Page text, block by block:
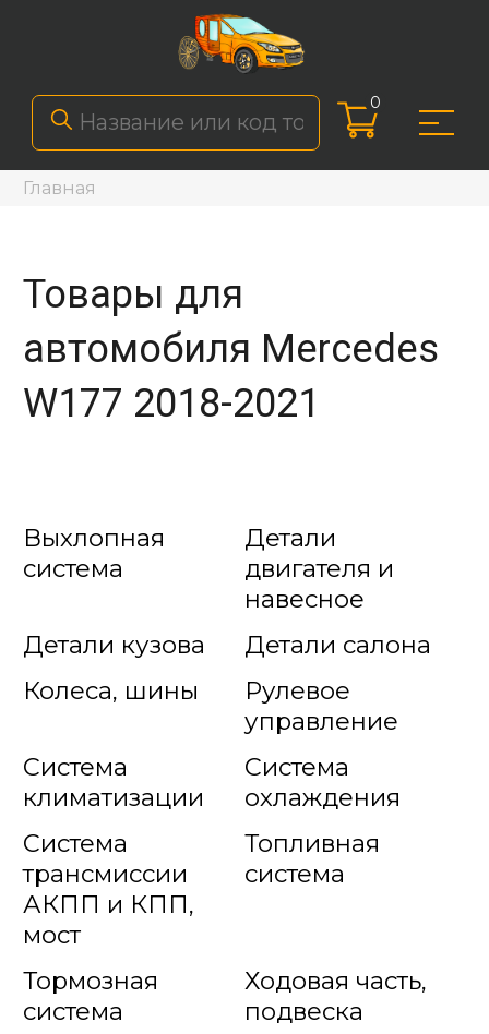
0
Главная
Товары для
автомобиля Mercedes
W177 2018-2021
Выхлопная
система
Детали
двигателя и
навесное
Детали кузова
Детали салона
Колеса, шины
Рулевое
управление
Система
климатизации
Система
охлаждения
Система
трансмиссии
АКПП и КПП,
мост
Топливная
система
Тормозная
система
Ходовая часть,
подвеска